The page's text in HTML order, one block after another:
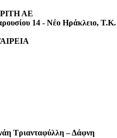
ΑΕ
14 - Νέο Ηράκλειο, Τ.Κ.
Τριανταφύλλη – Δάφνη